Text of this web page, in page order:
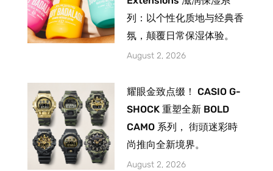
列：以个性化质地与经典香
氛，颠覆日常保湿体验。
August 2, 2026
耀眼金致点缀！ CASIO G-
SHOCK 重塑全新 BOLD
CAMO 系列， 街頭迷彩時
尚推向全新境界。
August 2, 2026